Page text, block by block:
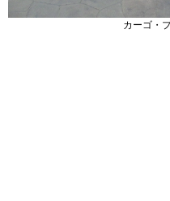
カーゴ・